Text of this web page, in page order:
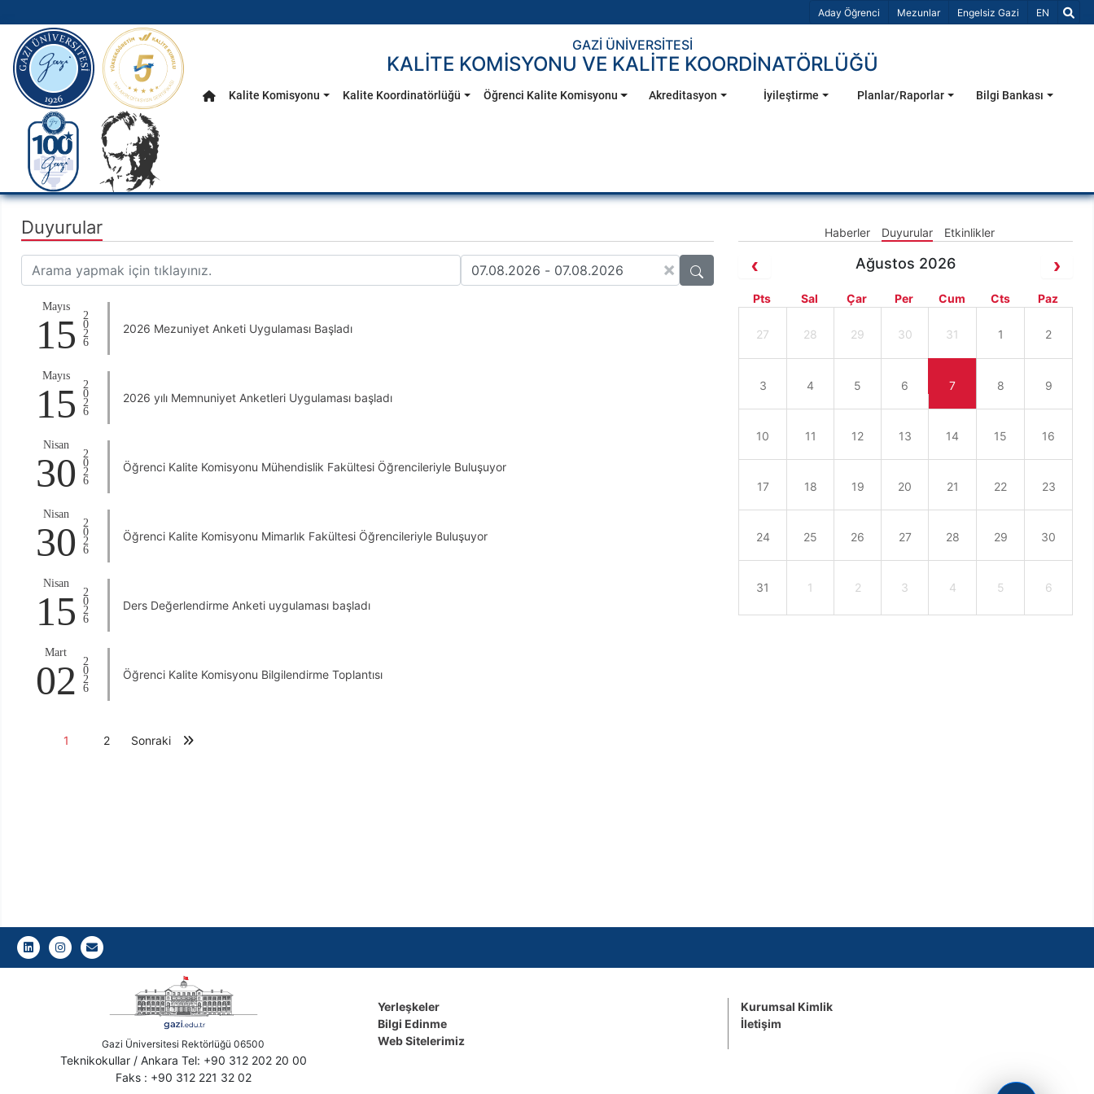
Aday Öğrenci Mezunlar Engelsiz Gazi Dil Seçiniz
EN
Ana Menü
gazi.edu.tr
GAZİ ÜNİVERSİTESİ
KALİTE KOMİSYONU VE KALİTE KOORDİNATÖRLÜĞÜ
Anasayfa
Kalite Komisyonu Kalite Koordinatörlüğü Öğrenci Kalite Komisyonu Akreditasyon İyileştirme Planlar/Raporlar Bilgi Bankası
Duyurular
×
Mayıs
15 2026 2026 Mezuniyet Anketi Uygulaması Başladı
Mayıs
15 2026 2026 yılı Memnuniyet Anketleri Uygulaması başladı
Nisan
30 2026 Öğrenci Kalite Komisyonu Mühendislik Fakültesi Öğrencileriyle Buluşuyor
Nisan
30 2026 Öğrenci Kalite Komisyonu Mimarlık Fakültesi Öğrencileriyle Buluşuyor
Nisan
15 2026 Ders Değerlendirme Anketi uygulaması başladı
Mart
02 2026 Öğrenci Kalite Komisyonu Bilgilendirme Toplantısı
1 2 Sonraki
Haberler Duyurular Etkinlikler
Ağustos 2026
Pts Sal Çar Per Cum Cts Paz
27 28 29 30 31 1 2
3 4 5 6 7 8 9
10 11 12 13 14 15 16
17 18 19 20 21 22 23
24 25 26 27 28 29 30
31 1 2 3 4 5 6
GÜ Kalite Koordinatörlüğü
GÜ Kalite Koordinatörlüğü
Gazi E-Mail
Gazi Üniversitesi Rektörlüğü 06500
Teknikokullar / Ankara Tel: +90 312 202 20 00
Faks : +90 312 221 32 02
Yerleşkeler
Bilgi Edinme
Web Sitelerimiz
Kurumsal Kimlik
İletişim